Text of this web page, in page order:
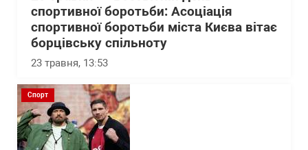
спортивної боротьби: Асоціація
спортивної боротьби міста Києва вітає
борцівську спільноту
23 травня, 13:53
Спорт